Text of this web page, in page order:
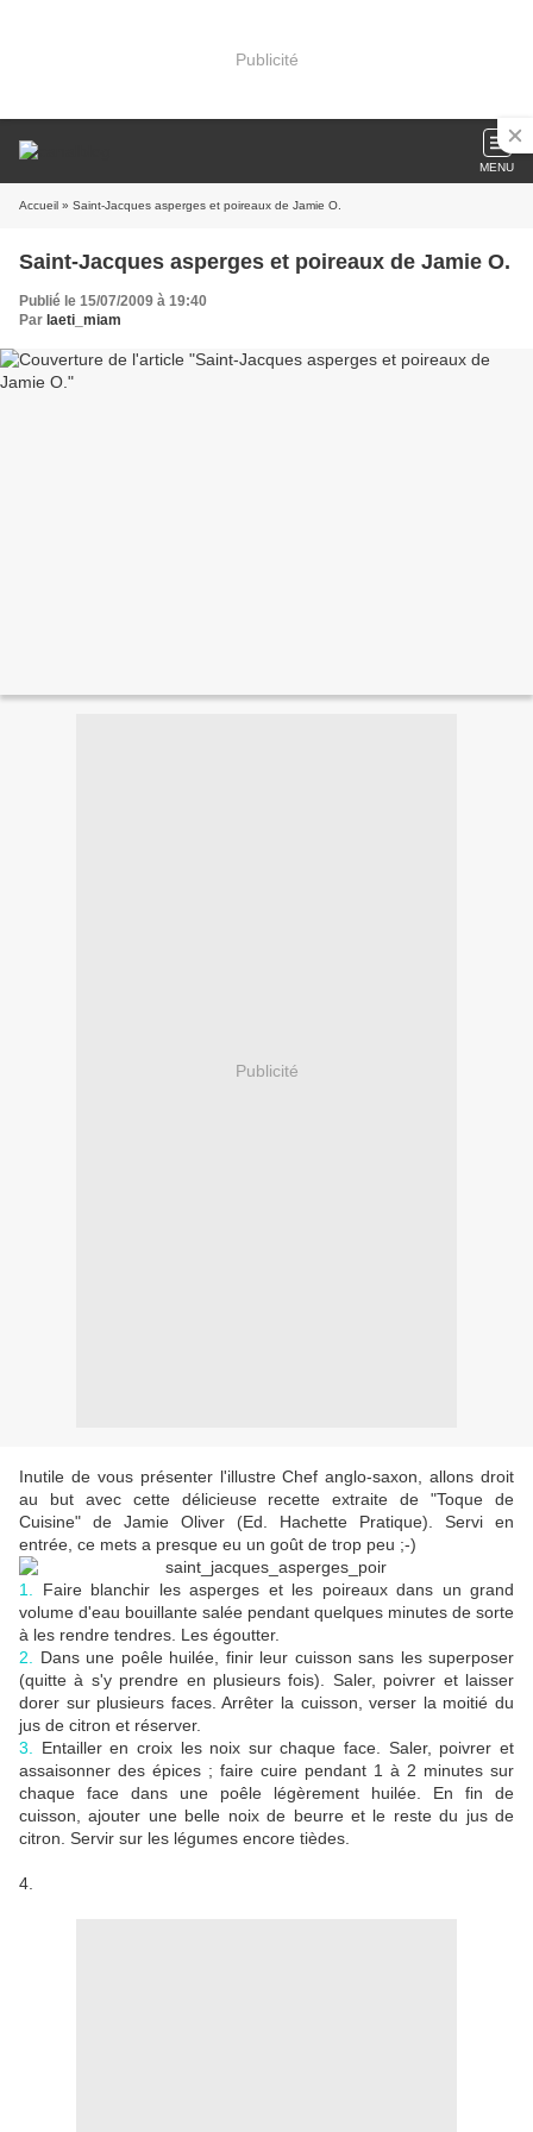
Publicité
MENU
Accueil » Saint-Jacques asperges et poireaux de Jamie O.
Saint-Jacques asperges et poireaux de Jamie O.
Publié le 15/07/2009 à 19:40
Par laeti_miam
Publicité
Inutile de vous présenter l'illustre Chef anglo-saxon, allons droit
au but avec cette délicieuse recette extraite de "Toque de
Cuisine" de Jamie Oliver (Ed. Hachette Pratique). Servi en
entrée, ce mets a presque eu un goût de trop peu ;-)
1.
Faire blanchir les asperges et les poireaux dans un grand
volume d'eau bouillante salée pendant quelques minutes de sorte
à les rendre tendres. Les égoutter.
2.
Dans une poêle huilée, finir leur cuisson sans les superposer
(quitte à s'y prendre en plusieurs fois). Saler, poivrer et laisser
dorer sur plusieurs faces. Arrêter la cuisson, verser la moitié du
jus de citron et réserver.
3.
Entailler en croix les noix sur chaque face. Saler, poivrer et
assaisonner des épices ; faire cuire pendant 1 à 2 minutes sur
chaque face dans une poêle légèrement huilée. En fin de
cuisson, ajouter une belle noix de beurre et le reste du jus de
citron. Servir sur les légumes encore tièdes.
4.